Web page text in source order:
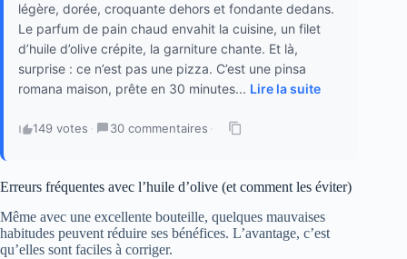
légère, dorée, croquante dehors et fondante dedans.
Le parfum de pain chaud envahit la cuisine, un filet
d’huile d’olive crépite, la garniture chante. Et là,
surprise : ce n’est pas une pizza. C’est une pinsa
romana maison, prête en 30 minutes... Lire la suite
149 votes · 30 commentaires ·
Erreurs fréquentes avec l’huile d’olive (et comment les éviter)
Même avec une excellente bouteille, quelques mauvaises
habitudes peuvent réduire ses bénéfices. L’avantage, c’est
qu’elles sont faciles à corriger.